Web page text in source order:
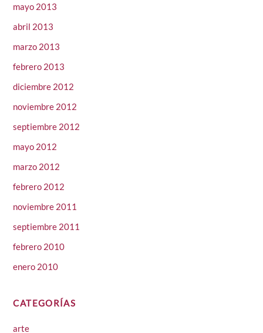
mayo 2013
abril 2013
marzo 2013
febrero 2013
diciembre 2012
noviembre 2012
septiembre 2012
mayo 2012
marzo 2012
febrero 2012
noviembre 2011
septiembre 2011
febrero 2010
enero 2010
CATEGORÍAS
arte